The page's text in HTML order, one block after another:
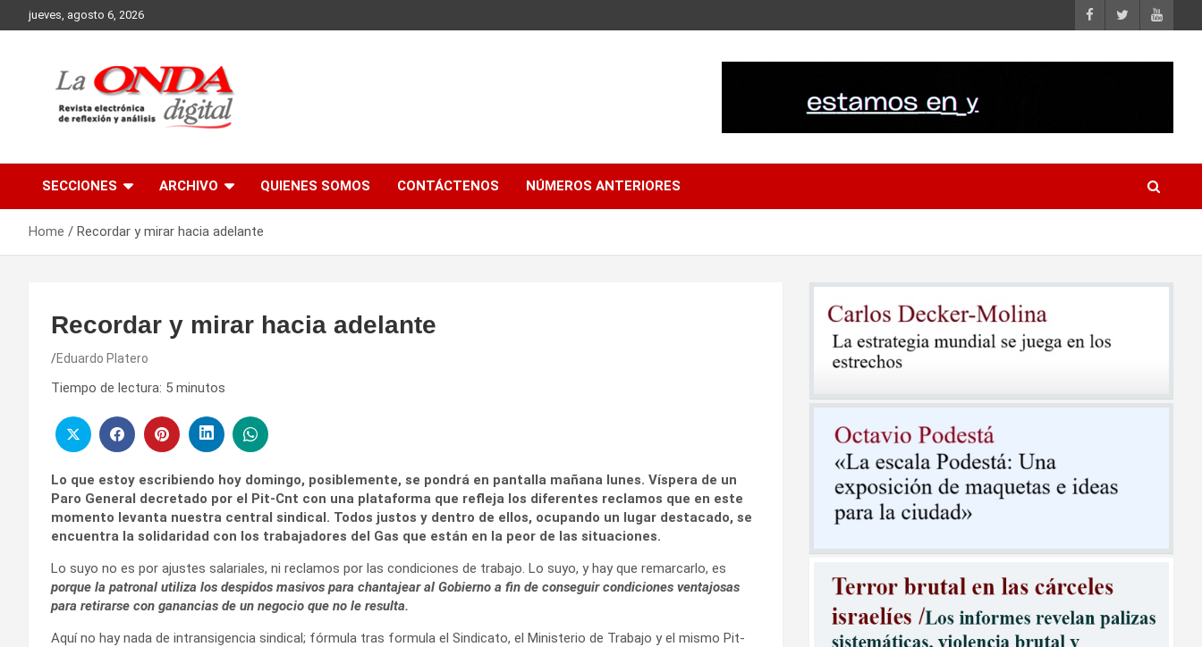
to
jueves, agosto 6, 2026
SECCIONES ARCHIVO QUIENES SOMOS CONTÁCTENOS NÚMEROS ANTERIORES
Home Recordar y mirar hacia adelante
Recordar y mirar hacia adelante
Eduardo Platero
Tiempo de lectura: 5 minutos
Lo que estoy escribiendo hoy domingo, posiblemente, se pondrá en pantalla mañana lunes. Víspera de un
Paro General decretado por el Pit-Cnt con una plataforma que refleja los diferentes reclamos que en este
momento levanta nuestra central sindical. Todos justos y dentro de ellos, ocupando un lugar destacado, se
encuentra la solidaridad con los trabajadores del Gas que están en la peor de las situaciones.
Lo suyo no es por ajustes salariales, ni reclamos por las condiciones de trabajo. Lo suyo, y hay que remarcarlo, es
porque la patronal utiliza los despidos masivos para chantajear al Gobierno a fin de conseguir condiciones ventajosas
para retirarse con ganancias de un negocio que no le resulta.
Aquí no hay nada de intransigencia sindical; fórmula tras formula el Sindicato, el Ministerio de Trabajo y el mismo Pit-